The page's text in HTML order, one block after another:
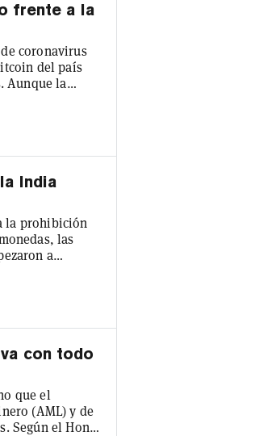
frente a la
coronavirus
del país
Aunque la
meses, sin
punto álgido
India
la prohibición
las
a
los
Nischal
con todo
que el
(AML) y de
Según el Hong